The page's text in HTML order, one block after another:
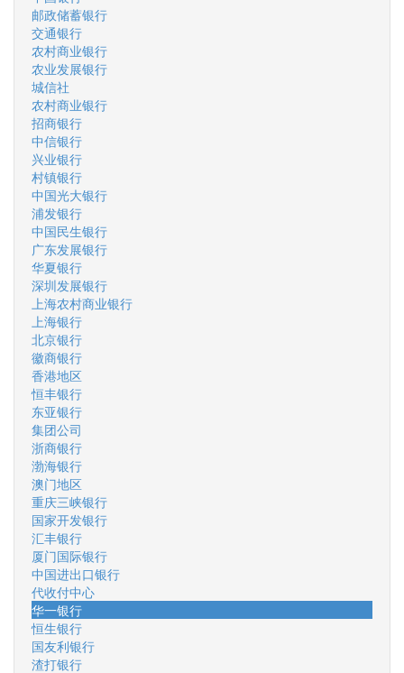
邮政储蓄银行
交通银行
农村商业银行
农业发展银行
城信社
农村商业银行
招商银行
中信银行
兴业银行
村镇银行
中国光大银行
浦发银行
中国民生银行
广东发展银行
华夏银行
深圳发展银行
上海农村商业银行
上海银行
北京银行
徽商银行
香港地区
恒丰银行
东亚银行
集团公司
浙商银行
渤海银行
澳门地区
重庆三峡银行
国家开发银行
汇丰银行
厦门国际银行
中国进出口银行
代收付中心
华一银行
恒生银行
国友利银行
渣打银行